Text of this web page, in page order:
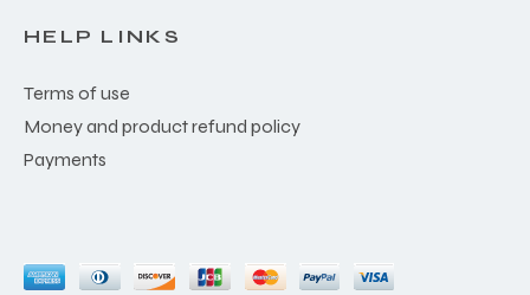
HELP LINKS
Terms of use
Money and product refund policy
Payments